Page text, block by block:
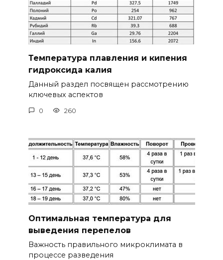
Температура плавления и кипения
гидроксида калия
Данный раздел посвящен рассмотрению
ключевых аспектов
0 260
Оптимальная температура для
выведения перепелов
Важность правильного микроклимата в
процессе разведения